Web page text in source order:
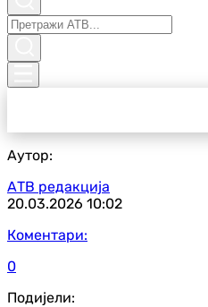
Аутор:
АТВ редакција
20.03.2026 10:02
Коментари:
0
Подијели: